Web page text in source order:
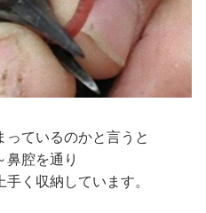
ているのかと言うと
鼻腔を通り
く収納しています。